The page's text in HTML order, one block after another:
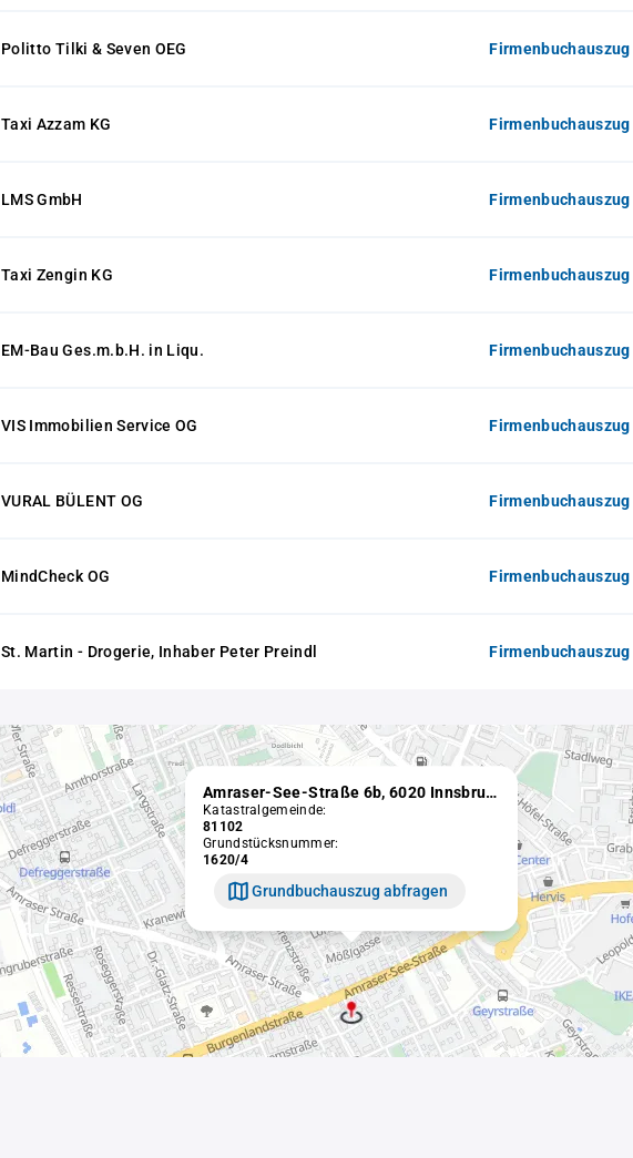
Politto Tilki & Seven OEG
Taxi Azzam KG
LMS GmbH
Taxi Zengin KG
EM-Bau Ges.m.b.H. in Liqu.
VIS Immobilien Service OG
VURAL BÜLENT OG
MindCheck OG
St. Martin - Drogerie, Inhaber Peter Preindl
Amraser-See-Straße 6b, 6020 Innsbruck
Katastralgemeinde:
81102
Grundstücksnummer:
1620/4
Grundbuchauszug abfragen